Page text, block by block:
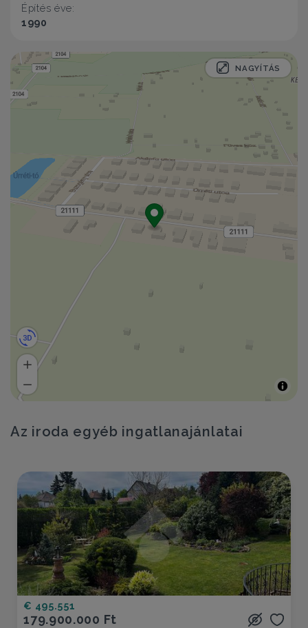
Építés éve:
1990
NAGYÍTÁS
Az iroda egyéb ingatlanajánlatai
€ 495.551
179.900.000 Ft